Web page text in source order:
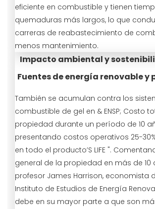
eficiente en combustible y tienen
quemaduras más largos, lo que
carreras de reabastecimiento de
menos mantenimiento.
Impacto ambiental y
Fuentes de energía renovable y
También se acumulan contra los
combustible de gel en & ENSP; Costo
propiedad durante un período de 10
presentando costos operativos 25-
en todo el producto’S LIFE ".
general de la propiedad en más de 10
profesor James Harrison, economista
Instituto de Estudios de Energía
debe en su mayor parte a que son más